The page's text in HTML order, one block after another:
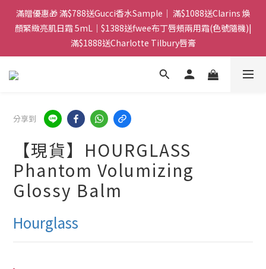
門市：旺角兆萬中心地庫B218 ｜ 所有訂單可旺角門市取貨｜全店
滿$399包郵局取件｜$599包順豐站/站智能櫃｜$699包順豐上門派
件
滿贈優惠🎁 滿$788送Gucci香水Sample｜ 滿$1088送Clarins 煥
顏緊緻亮肌日霜 5mL｜$1388送fwee布丁唇頰兩用霜(色號隨機)|
滿$1888送Charlotte Tilbury唇膏
門市：旺角兆萬中心地庫B218 ｜ 所有訂單可旺角門市取貨｜全店
分享到
【現貨】HOURGLASS
Phantom Volumizing
Glossy Balm
Hourglass